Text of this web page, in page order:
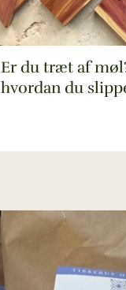
Er du træt af
hvordan du